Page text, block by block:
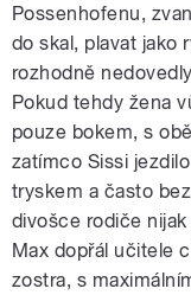
Possenhofenu,
do skal, plavat jako
rozhodně
Pokud tehdy žena
pouze bokem, s
zatímco Sissi
tryskem a často
divošce rodiče
Max dopřál učitele
zostra, s